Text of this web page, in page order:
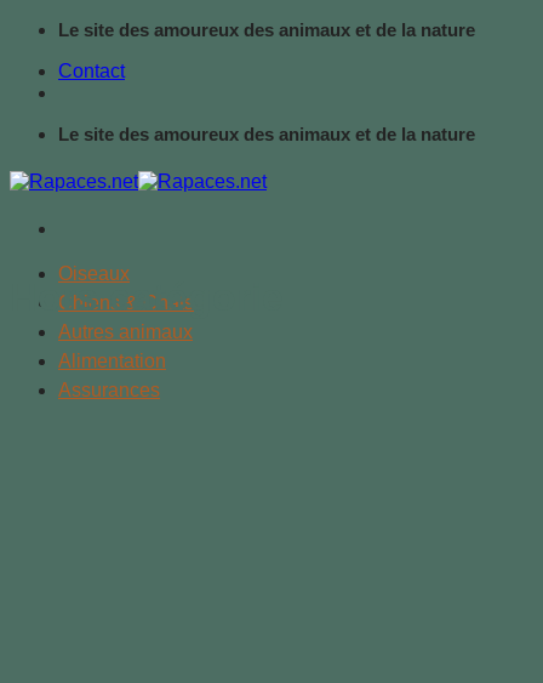
Passer
contenu
Le site des amoureux des animaux et de la nature
Contact
Le site des amoureux des animaux et de la nature
Oiseaux
Chiens & Chats
Autres animaux
Alimentation
Assurances
Hors catégorie